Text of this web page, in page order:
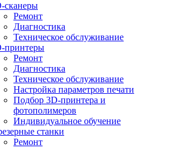
сканеры
Ремонт
Диагностика
Техническое обслуживание
принтеры
Ремонт
Диагностика
Техническое обслуживание
Настройка параметров печати
Подбор 3D-принтера и
фотополимеров
Индивидуальное обучение
станки
Ремонт